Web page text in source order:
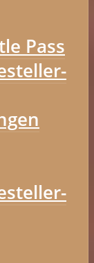
Pass